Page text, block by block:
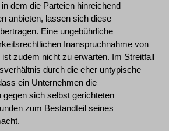
dem die Parteien hinreichend
anbieten, lassen sich diese
Eine ungebührliche
Inanspruchnahme von
zudem nicht zu erwarten. Im Streitfall
durch die eher untypische
ein Unternehmen die
sich selbst gerichteten
zum Bestandteil seines